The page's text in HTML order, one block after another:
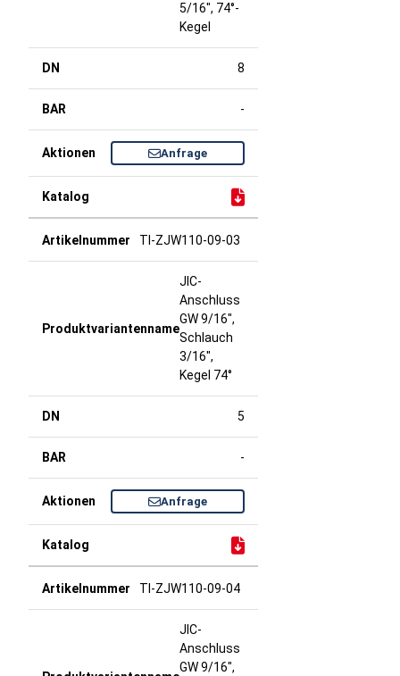
5/16", 74°-
Kegel
8
-
Anfrage
TI-ZJW110-09-03
JIC-
Anschluss
GW 9/16",
Schlauch
3/16",
Kegel 74°
5
-
Anfrage
TI-ZJW110-09-04
JIC-
Anschluss
GW 9/16",